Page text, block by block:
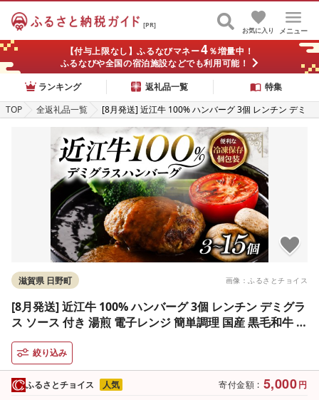
[PR]
メニュー
お気に入り
【付与上限なし】ふるなびマネー4％増量中！
ふるなびや全国の宿泊施設などでも利用可能！
ランキング
返礼品一覧
特集
TOP
全返礼品一覧
[8月発送] 近江牛 100% ハンバーグ 3個 レンチン デミ
グラス ソース 付き 湯煎 電子レンジ 簡単調理 国産 黒毛
和牛 牛肉 神戸牛 松阪牛 に並ぶ 日本 三大和牛 ブランド
ギフト 肉汁 高級 父の日 内祝い 和牛 国産 冷凍 個包装
マルタケ西川 滋賀県日野町 送料無料
画像：ふるさとチョイス
滋賀県 日野町
[8月発送] 近江牛 100% ハンバーグ 3個 レンチン デミグラ
ス ソース 付き 湯煎 電子レンジ 簡単調理 国産 黒毛和牛 牛
肉 神戸牛 松阪牛 に並ぶ 日本 三大和牛 ブランド ギフト 肉
汁 高級 父の日 内祝い 和牛 国産 冷凍 個包装 マルタケ西川
滋賀県日野町 送料無料
絞り込み
寄付金額 : 5,000円
ふるさとチョイス 人気